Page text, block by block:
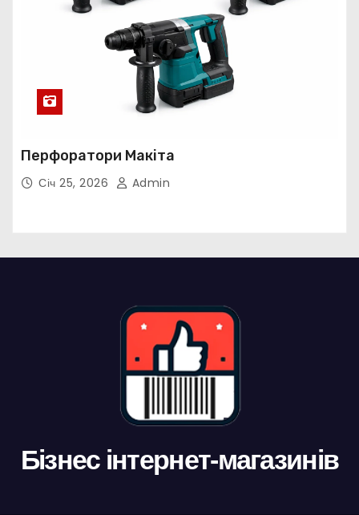
Перфоратори Макіта
Січ 25, 2026 Admin
Бізнес інтернет-магазинів